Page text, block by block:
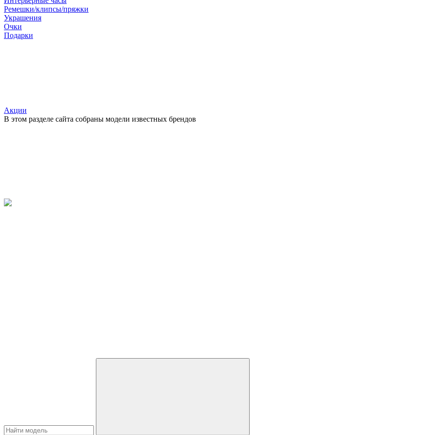
Ремешки/клипсы/пряжки
Украшения
Очки
Подарки
Акции
В этом разделе сайта собраны модели известных брендов